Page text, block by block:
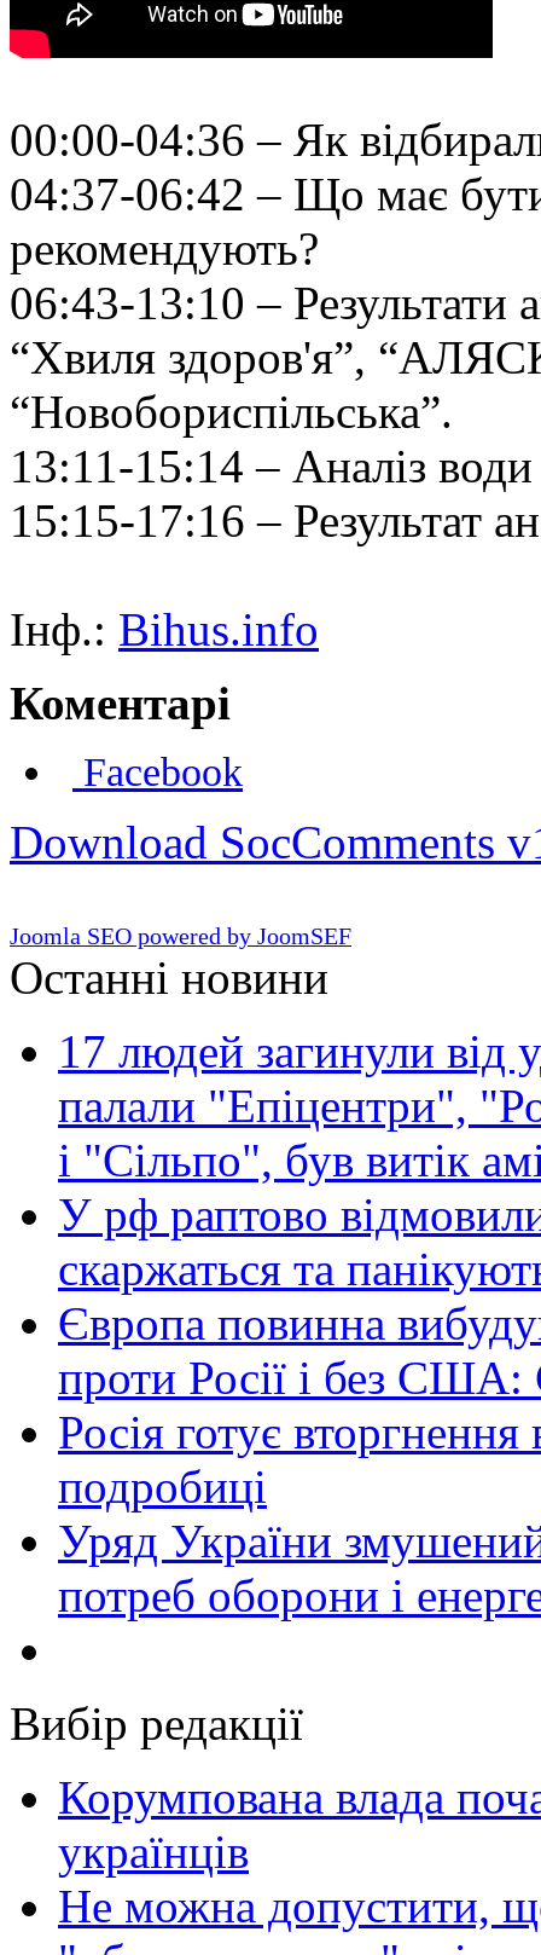
00:00-04:36 – Як
04:37-06:42 – Що має
рекомендують?
06:43-13:10 – Результати
“Хвиля здоров'я”,
“Новобориспільська”.
13:11-15:14 – Аналіз води
15:15-17:16 – Результат
Інф.: Bihus.info
Коментарі
Facebook
Download SocComments
Joomla SEO powered by JoomSEF
Останні новини
17 людей загинули від
палали "Епіцентри",
і "Сільпо", був витік
У рф раптово
скаржаться та
Європа повинна
проти Росії і без США:
Росія готує вторгнення
подробиці
Уряд України
потреб оборони і
Вибір редакції
Корумпована влада
українців
Не можна допустити,